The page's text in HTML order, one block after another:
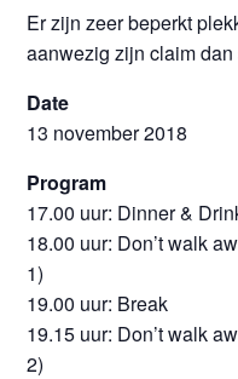
Er zijn zeer beperkt
aanwezig zijn claim
Date
13 november 2018
Program
17.00 uur: Dinner &
18.00 uur: Don’t walk
1)
19.00 uur: Break
19.15 uur: Don’t walk
2)